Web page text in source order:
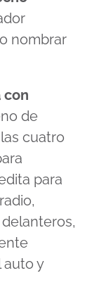
nombrar
con
de
cuatro
para
auto y